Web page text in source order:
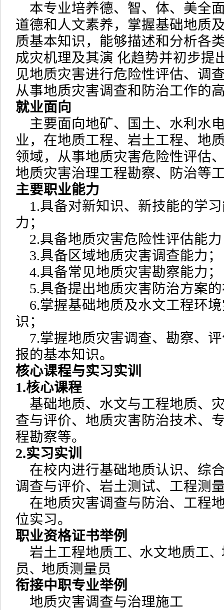
本专业培养德、智、体、美全
道德和人文素养，掌握基础地质
质基本知识，能够描述和分析各
成灾机理及其演 化趋势并初步提
见地质灾害进行危险性评估、调
从事地质灾害调查和防治工作的
就业面向
主要面向地矿、国土、水利水
业，在地质工程、岩土工程、地
领域，从事地质灾害危险性评估
地质灾害治理工程勘察、防治等
主要职业能力
1.具备对新知识、新技能的学
力；
2.具备地质灾害危险性评估能
3.具备区域地质灾害调查能力；
4.具备常见地质灾害勘察能力；
5.具备提出地质灾害防治方案
6.掌握基础地质及水文工程环
识；
7.掌握地质灾害调查、勘察、
报的基本知识。
核心课程与实习实训
1.核心课程
基础地质、水文与工程地质、
查与评价、地质灾害防治技术、
程勘察等。
2.实习实训
在校内进行基础地质认识、综
调查与评价、岩土测试、工程测
在地质灾害调查与防治、工程
位实习。
职业资格证书举例
岩土工程地质工、 水文地质工、
员、 地质测量员
衔接中职专业举例
地质灾害调查与治理施工